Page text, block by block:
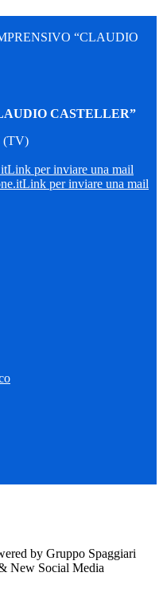
“CLAUDIO
CASTELLER”
(TV)
Link per inviare una mail
Link per inviare una mail
by Gruppo Spaggiari
New Social Media